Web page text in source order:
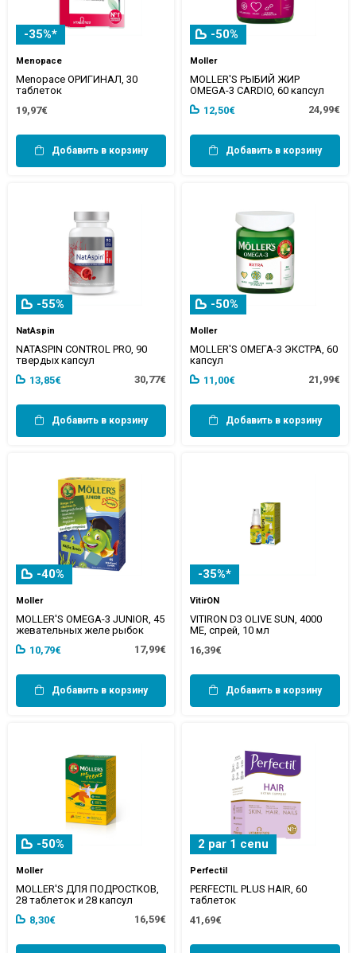
-35%*
Menopace
Menopace ОРИГИНАЛ, 30
таблеток
19,97€
Добавить в корзину
-50%
Moller
MOLLER'S РЫБИЙ ЖИР
OMEGA-3 CARDIO, 60 капсул
12,50€
24,99€
Добавить в корзину
-55%
NatAspin
NATASPIN CONTROL PRO, 90
твердых капсул
13,85€
30,77€
Добавить в корзину
-50%
Moller
MOLLER'S ОМЕГА-3 ЭКСТРА, 60
капсул
11,00€
21,99€
Добавить в корзину
-40%
Moller
MOLLER'S OMEGA-3 JUNIOR, 45
жевательных желе рыбок
10,79€
17,99€
Добавить в корзину
-35%*
VitirON
VITIRON D3 OLIVE SUN, 4000
МЕ, спрей, 10 мл
16,39€
Добавить в корзину
-50%
Moller
MOLLER'S ДЛЯ ПОДРОСТКОВ,
28 таблеток и 28 капсул
8,30€
16,59€
2 par 1 cenu
Perfectil
PERFECTIL PLUS HAIR, 60
таблеток
41,69€